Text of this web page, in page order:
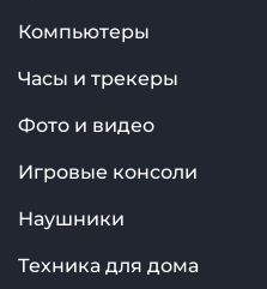
Компьютеры
Часы и трекеры
Фото и видео
Игровые консоли
Наушники
Техника для дома